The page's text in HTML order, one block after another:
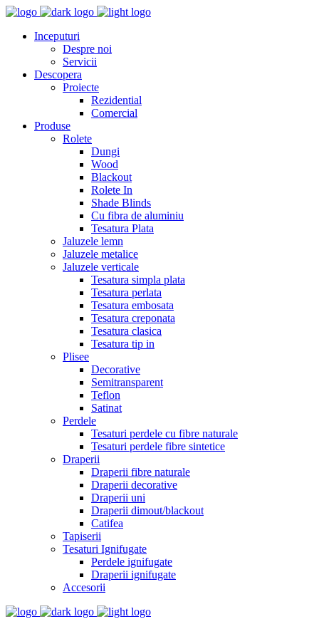
Inceputuri
Despre noi
Servicii
Descopera
Proiecte
Rezidential
Comercial
Produse
Rolete
Dungi
Wood
Blackout
Rolete In
Shade Blinds
Cu fibra de aluminiu
Tesatura Plata
Jaluzele lemn
Jaluzele metalice
Jaluzele verticale
Tesatura simpla plata
Tesatura perlata
Tesatura embosata
Tesatura creponata
Tesatura clasica
Tesatura tip in
Plisee
Decorative
Semitransparent
Teflon
Satinat
Perdele
Tesaturi perdele cu fibre naturale
Tesaturi perdele fibre sintetice
Draperii
Draperii fibre naturale
Draperii decorative
Draperii uni
Draperii dimout/blackout
Catifea
Tapiserii
Tesaturi Ignifugate
Perdele ignifugate
Draperii ignifugate
Accesorii